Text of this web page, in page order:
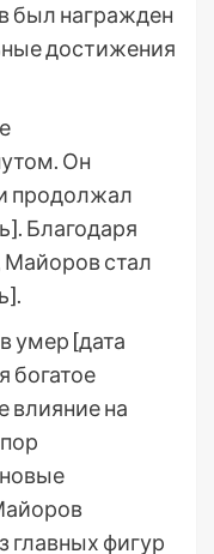
был награжден
достижения
Он
продолжал
Благодаря
Майоров стал
умер [дата
богатое
влияние на
главных фигур